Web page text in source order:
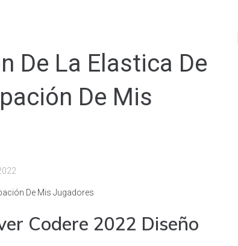
De La Elastica De
De Mis
De Mis Jugadores
Codere 2022 Diseño